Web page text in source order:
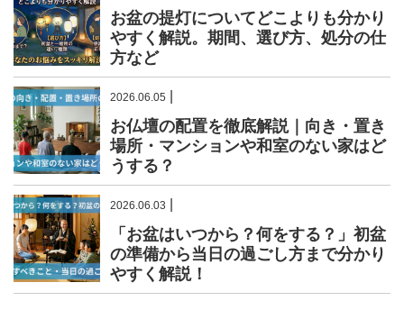
お盆の提灯についてどこよりも分かり
やすく解説。期間、選び方、処分の仕
方など
2026.06.05
お仏壇の配置を徹底解説｜向き・置き
場所・マンションや和室のない家はど
うする？
2026.06.03
「お盆はいつから？何をする？」初盆
の準備から当日の過ごし方まで分かり
やすく解説！